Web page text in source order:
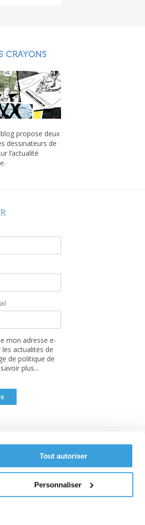
Tout autoriser
Personnaliser
CRAYONS
propose deux
dessinateurs de
l’actualité
mon adresse e-
actualités de
de politique de
plus...